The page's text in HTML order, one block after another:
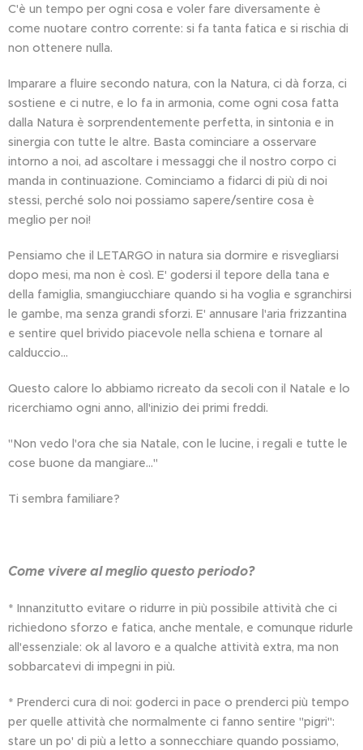
C'è un tempo per ogni cosa e voler fare diversamente è
come nuotare contro corrente: si fa tanta fatica e si rischia di
non ottenere nulla.
Imparare a fluire secondo natura, con la Natura, ci dà forza, ci
sostiene e ci nutre, e lo fa in armonia, come ogni cosa fatta
dalla Natura è sorprendentemente perfetta, in sintonia e in
sinergia con tutte le altre. Basta cominciare a osservare
intorno a noi, ad ascoltare i messaggi che il nostro corpo ci
manda in continuazione. Cominciamo a fidarci di più di noi
stessi, perché solo noi possiamo sapere/sentire cosa è
meglio per noi!
Pensiamo che il LETARGO in natura sia dormire e risvegliarsi
dopo mesi, ma non è così. E' godersi il tepore della tana e
della famiglia, smangiucchiare quando si ha voglia e sgranchirsi
le gambe, ma senza grandi sforzi. E' annusare l'aria frizzantina
e sentire quel brivido piacevole nella schiena e tornare al
calduccio...
Questo calore lo abbiamo ricreato da secoli con il Natale e lo
ricerchiamo ogni anno, all'inizio dei primi freddi.
"Non vedo l'ora che sia Natale, con le lucine, i regali e tutte le
cose buone da mangiare..."
Ti sembra familiare? 😉
Come vivere al meglio questo periodo?
* Innanzitutto evitare o ridurre in più possibile attività che ci
richiedono sforzo e fatica, anche mentale, e comunque ridurle
all'essenziale: ok al lavoro e a qualche attività extra, ma non
sobbarcatevi di impegni in più.
* Prenderci cura di noi: goderci in pace o prenderci più tempo
per quelle attività che normalmente ci fanno sentire "pigri":
stare un po' di più a letto a sonnecchiare quando possiamo,